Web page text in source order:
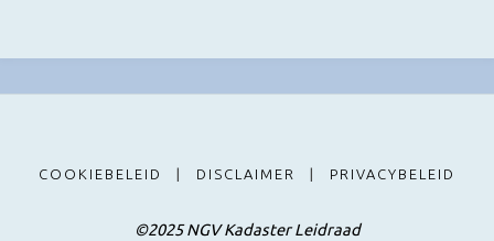
COOKIEBELEID | DISCLAIMER | PRIVACYBELEID
©2025 NGV Kadaster Leidraad